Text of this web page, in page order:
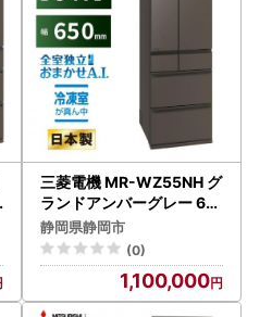
三菱電機 MR-WZ55NH グ
ランドアンバーグレー 6ド
ア 観音開き 標準設置付【
沖縄・離島・一部山間地域
：配送不可】冷凍庫 冷蔵
冷凍 家電 家電製品 電化製
品 キッチン家電 家庭用
静岡県静岡市
(0)
1,100,000